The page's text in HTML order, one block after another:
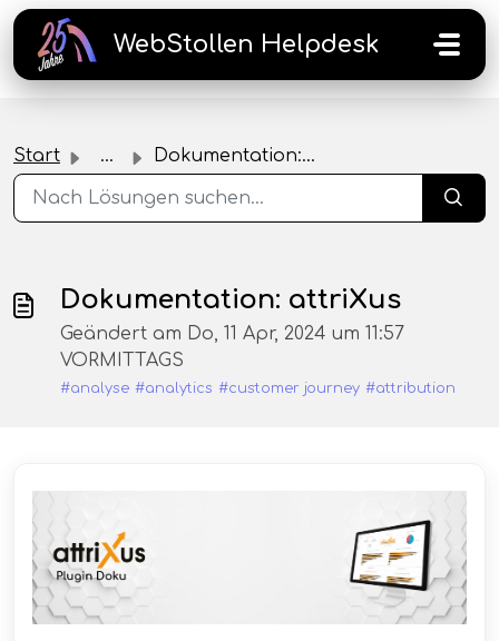
Zum hauptsächlichen Inhalt gehen
WebStollen Helpdesk
Start ... Dokumentation: attriXus
Dokumentation: attriXus
Geändert am Do, 11 Apr, 2024 um 11:57
VORMITTAGS
#analyse #analytics #customer journey #attribution